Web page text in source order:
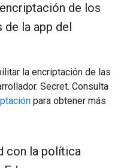
de los
la app del
la encriptación de las
Secret. Consulta
para obtener más
con la política